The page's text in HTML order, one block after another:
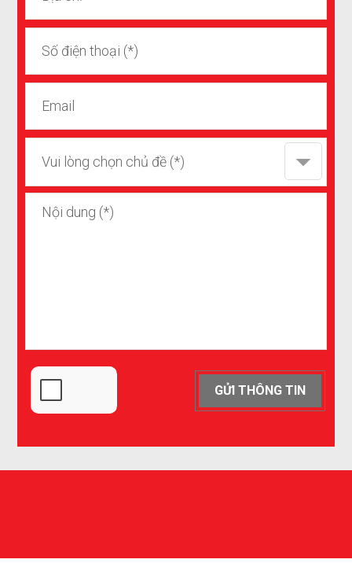
Vui lòng chọn chủ đề (*)
GỬI THÔNG TIN